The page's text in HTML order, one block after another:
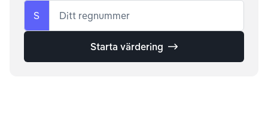
S Ditt regnummer
Starta värdering